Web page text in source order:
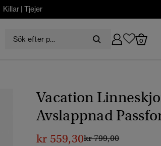
Killar| Tjejer
0
Vacation
Avslappnad
kr 559,30Pris reducerat från
kr 799,00till